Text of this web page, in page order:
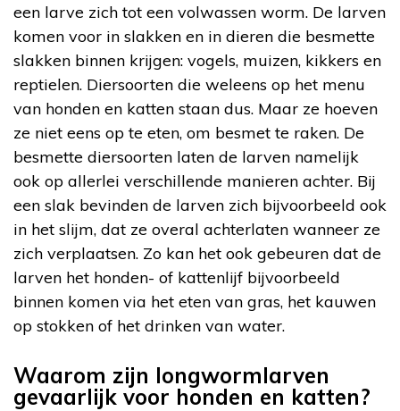
een larve zich tot een volwassen worm. De larven
komen voor in slakken en in dieren die besmette
slakken binnen krijgen: vogels, muizen, kikkers en
reptielen. Diersoorten die weleens op het menu
van honden en katten staan dus. Maar ze hoeven
ze niet eens op te eten, om besmet te raken. De
besmette diersoorten laten de larven namelijk
ook op allerlei verschillende manieren achter. Bij
een slak bevinden de larven zich bijvoorbeeld ook
in het slijm, dat ze overal achterlaten wanneer ze
zich verplaatsen. Zo kan het ook gebeuren dat de
larven het honden- of kattenlijf bijvoorbeeld
binnen komen via het eten van gras, het kauwen
op stokken of het drinken van water.
Waarom zijn longwormlarven
gevaarlijk voor honden en katten?